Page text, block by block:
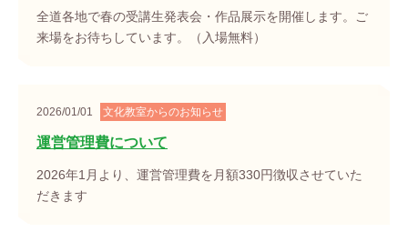
全道各地で春の受講生発表会・作品展示を開催します。ご
来場をお待ちしています。（入場無料）
2026/01/01 文化教室からのお知らせ
運営管理費について
2026年1月より、運営管理費を月額330円徴収させていた
だきます